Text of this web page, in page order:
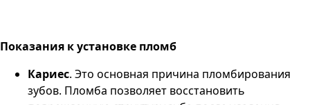
Показания к установке пломб
Кариес. Это основная причина пломбирования
зубов. Пломба позволяет восстановить